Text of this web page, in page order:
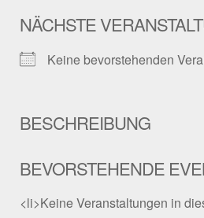
NÄCHSTE
Keine bevorstehenden
BESCHREIBUNG
BEVORSTEHENDE
<li>Keine Veranstaltungen in